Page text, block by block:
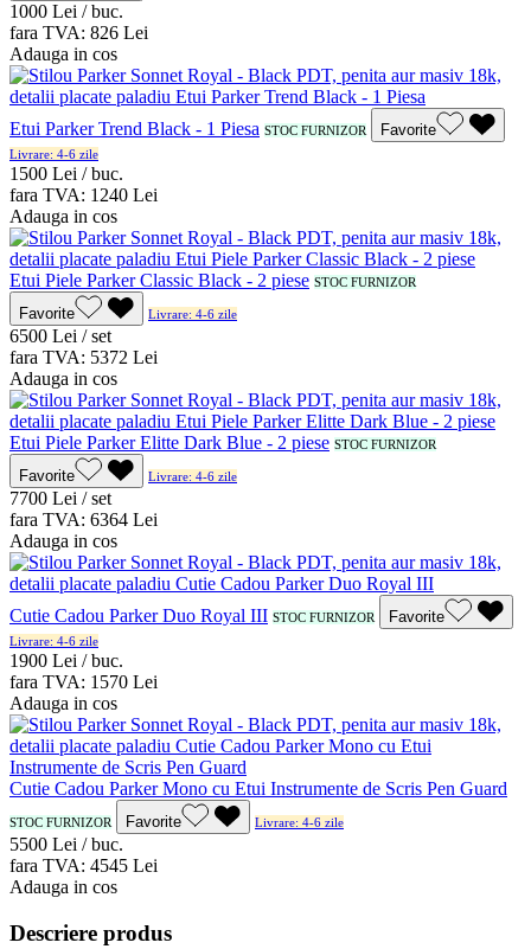
1000 Lei / buc.
fara TVA: 826 Lei
Adauga in cos
Etui Parker Trend Black - 1 Piesa STOC FURNIZOR Favorite
Livrare: 4-6 zile
1500 Lei / buc.
fara TVA: 1240 Lei
Adauga in cos
Etui Piele Parker Classic Black - 2 piese STOC FURNIZOR
Favorite Livrare: 4-6 zile
6500 Lei / set
fara TVA: 5372 Lei
Adauga in cos
Etui Piele Parker Elitte Dark Blue - 2 piese STOC FURNIZOR
Favorite Livrare: 4-6 zile
7700 Lei / set
fara TVA: 6364 Lei
Adauga in cos
Cutie Cadou Parker Duo Royal III STOC FURNIZOR Favorite
Livrare: 4-6 zile
1900 Lei / buc.
fara TVA: 1570 Lei
Adauga in cos
Cutie Cadou Parker Mono cu Etui Instrumente de Scris Pen Guard
STOC FURNIZOR Favorite Livrare: 4-6 zile
5500 Lei / buc.
fara TVA: 4545 Lei
Adauga in cos
Descriere produs